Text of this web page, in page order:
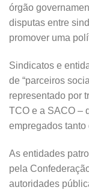
órgão
disputas entre
promover uma
Sindicatos e
de “parceiros
representado por
TCO e a SACO –
empregados
As entidades
pela
autoridades